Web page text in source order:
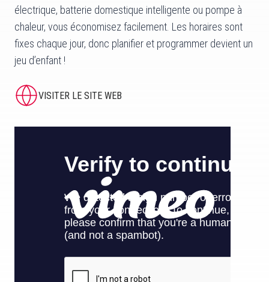
électrique, batterie domestique intelligente ou pompe à
chaleur, vous économisez facilement. Les horaires sont
fixes chaque jour, donc planifier et programmer devient un
jeu d’enfant !
VISITER LE SITE WEB